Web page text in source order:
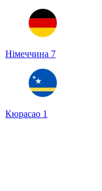
Німеччина 7
Кюрасао 1